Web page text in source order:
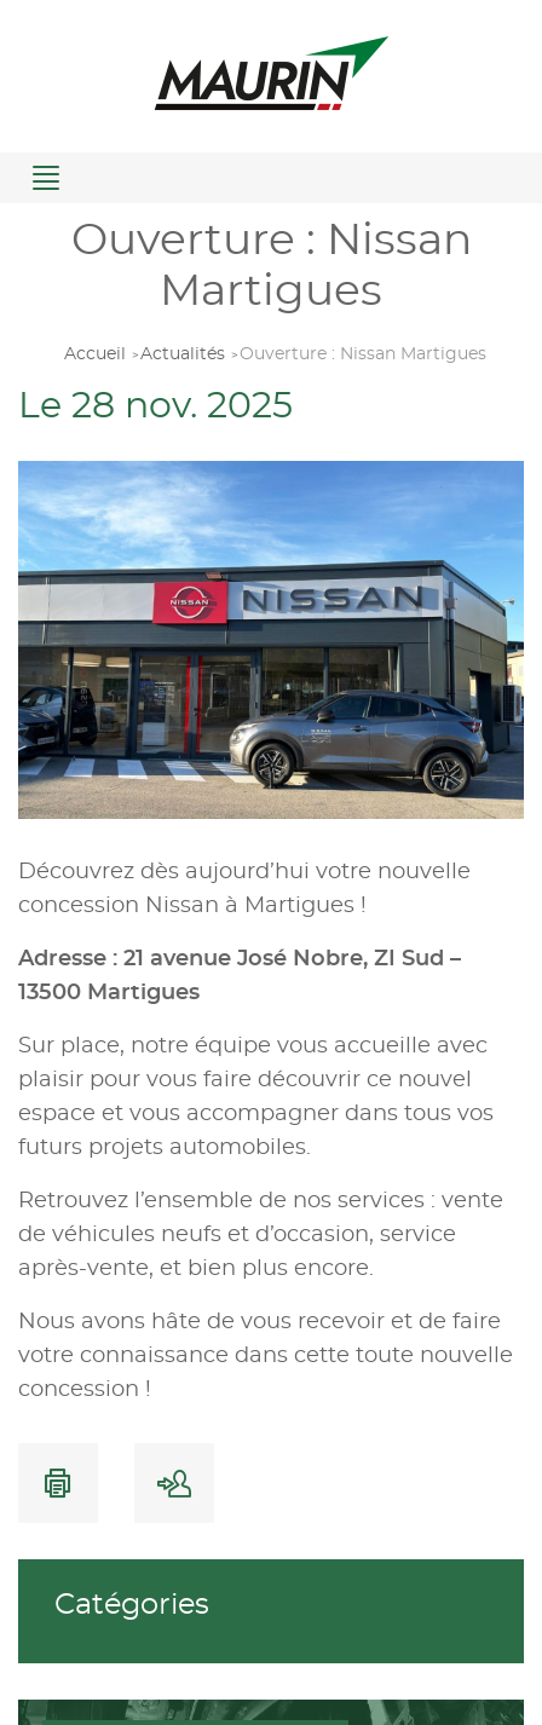
Menu
Ouverture : Nissan
Martigues
Accueil Actualités Ouverture : Nissan Martigues
Le 28 nov. 2025
Découvrez dès aujourd’hui votre nouvelle
concession Nissan à Martigues !
Adresse : 21 avenue José Nobre, ZI Sud –
13500 Martigues
Sur place, notre équipe vous accueille avec
plaisir pour vous faire découvrir ce nouvel
espace et vous accompagner dans tous vos
futurs projets automobiles.
Retrouvez l’ensemble de nos services : vente
de véhicules neufs et d’occasion, service
après-vente, et bien plus encore.
Nous avons hâte de vous recevoir et de faire
votre connaissance dans cette toute nouvelle
concession !
Catégories